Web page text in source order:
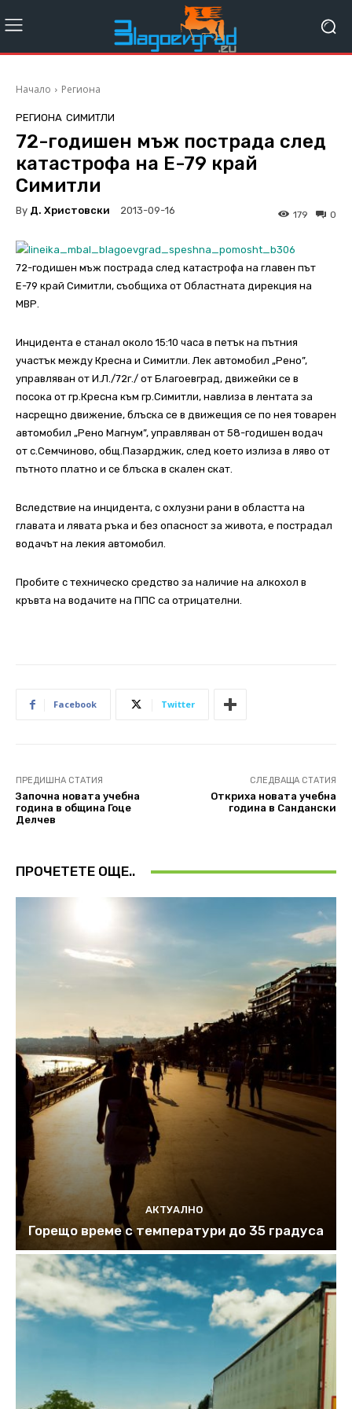
Начало Региона
РЕГИОНА СИМИТЛИ
72-годишен мъж пострада след
катастрофа на Е-79 край
Симитли
By Д. Христовски 2013-09-16 0
179
72-годишен мъж пострада след катастрофа на главен път
Е-79 край Симитли, съобщиха от Областната дирекция на
МВР.
Инцидента е станал около 15:10 часа в петък на пътния
участък между Кресна и Симитли. Лек автомобил „Рено”,
управляван от И.Л./72г./ от Благоевград, движейки се в
посока от гр.Кресна към гр.Симитли, навлиза в лентата за
насрещно движение, блъска се в движещия се по нея товарен
автомобил „Рено Магнум”, управляван от 58-годишен водач
от с.Семчиново, общ.Пазарджик, след което излиза в ляво от
пътното платно и се блъска в скален скат.
Вследствие на инцидента, с охлузни рани в областта на
главата и лявата ръка и без опасност за живота, е пострадал
водачът на лекия автомобил.
Пробите с техническо средство за наличие на алкохол в
кръвта на водачите на ППС са отрицателни.
Facebook Twitter
ПРЕДИШНА СТАТИЯ
Започна новата учебна
година в община Гоце
Делчев
СЛЕДВАЩА СТАТИЯ
Откриха новата учебна
година в Сандански
ПРОЧЕТЕТЕ ОЩЕ..
АКТУАЛНО
Горещо време с температури до 35 градуса